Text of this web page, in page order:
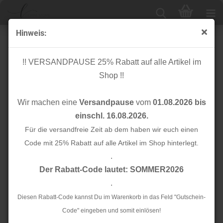
Hinweis:
!! VERSANDPAUSE 25% Rabatt auf alle Artikel im
Shop !!
Wir machen eine Versandpausevom 01.08.2026 bis
einschl. 16.08.2026.
Für die versandfreie Zeit ab dem haben wir euch einen
Code mit 25% Rabatt auf alle Artikel im Shop hinterlegt.
.
Der Rabatt-Code lautet: SOMMER2026
.
Diesen Rabatt-Code kannst Du im Warenkorb in das Feld "Gutschein-
Code" eingeben und somit einlösen!
Bio Baumwoll Twill - rose - Mind the Maker